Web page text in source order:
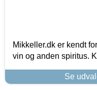
Mikkeller.dk er kendt
vin og anden spiritus.
Se